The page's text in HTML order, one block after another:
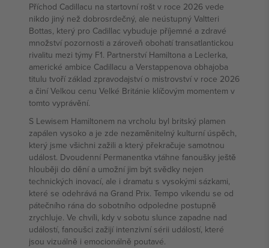
Příchod Cadillacu na startovní rošt v roce 2026 vede
nikdo jiný než dobrosrdečný, ale neústupný Valtteri
Bottas, který pro Cadillac vybuduje příjemné a zdravé
množství pozornosti a zároveň obohatí transatlantickou
rivalitu mezi týmy F1. Partnerství Hamiltona a Leclerka,
americké ambice Cadillacu a Verstappenova obhajoba
titulu tvoří základ zpravodajství o mistrovství v roce 2026
a činí Velkou cenu Velké Británie klíčovým momentem v
tomto vyprávění.
S Lewisem Hamiltonem na vrcholu byl britský plamen
zapálen vysoko a je zde nezaměnitelný kulturní úspěch,
který jsme všichni zažili a který překračuje samotnou
událost. Dvoudenní Permanentka vtáhne fanoušky ještě
hlouběji do dění a umožní jim být svědky nejen
technických inovací, ale i dramatu s vysokými sázkami,
které se odehrává na Grand Prix. Tempo víkendu se od
pátečního rána do sobotního odpoledne postupně
zrychluje. Ve chvíli, kdy v sobotu slunce zapadne nad
událostí, fanoušci zažijí intenzivní sérii událostí, které
jsou vizuálně i emocionálně poutavé.